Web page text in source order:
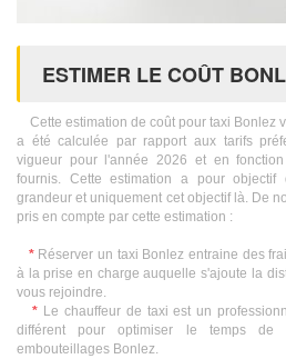
ESTIMER LE COÛT
Cette estimation de coût pour taxi Bonlez
a été calculée par rapport aux tarifs
vigueur pour l'année 2026 et en
fournis. Cette estimation a pour
grandeur et uniquement cet objectif là. De
pris en compte par cette estimation :
*Réserver un taxi Bonlez entraine des
à la prise en charge auquelle s'ajoute la
vous rejoindre.
* Le chauffeur de taxi est un
différent pour optimiser le temps
embouteillages Bonlez.